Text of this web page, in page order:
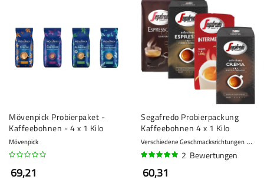
Mövenpick Probierpaket -
Kaffeebohnen - 4 x 1 Kilo
Mövenpick
69,21
Segafredo Probierpackung
Kaffeebohnen 4 x 1 Kilo
Verschiedene Geschmacksrichtungen 7 -
2 Bewertungen
60,31